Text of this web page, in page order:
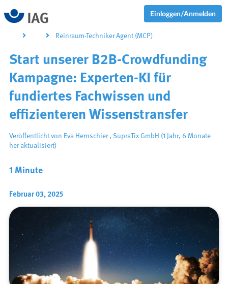
Einloggen/Anmelden
Reinraum-Techniker Agent (MCP)
1 Minute
Februar 03, 2025
Start unserer B2B-Crowdfunding
Kampagne: Experten-KI für
fundiertes Fachwissen und
effizienteren Wissenstransfer
Veröffentlicht von Eva Hernschier, SupraTix GmbH (1 Jahr, 6 Monate
her aktualisiert)